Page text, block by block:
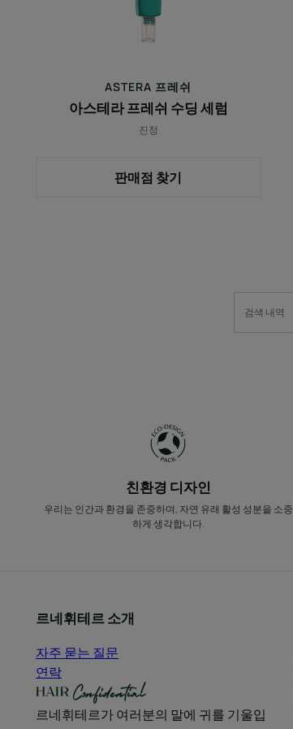
딩
세
럼
ASTERA 프레쉬
아스테라 프레쉬 수딩 세럼
진정
판매점 찾기
친환경 디자인
우리는 인간과 환경을 존중하며, 자연 유래 활성 성분을 소중
하게 생각합니다.
르네휘테르 소개
자주 묻는 질문
연락
르네휘테르가 여러분의 말에 귀를 기울입